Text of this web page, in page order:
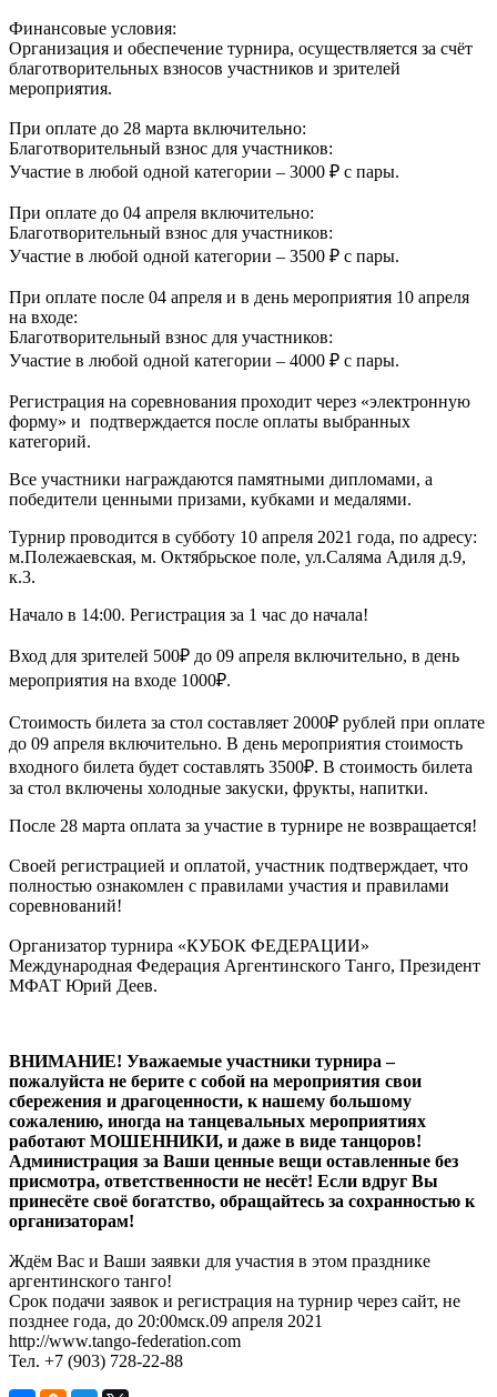
Финансовые условия:
Организация и обеспечение турнира, осуществляется за счёт
благотворительных взносов участников и зрителей
мероприятия.
При оплате до 28 марта включительно:
Благотворительный взнос для участников:
Участие в любой одной категории – 3000 ₽ с пары.
При оплате до 04 апреля включительно:
Благотворительный взнос для участников:
Участие в любой одной категории – 3500 ₽ с пары.
При оплате после 04 апреля и в день мероприятия 10 апреля
на входе:
Благотворительный взнос для участников:
Участие в любой одной категории – 4000 ₽ с пары.
Регистрация на соревнования проходит через «электронную
форму» и подтверждается после оплаты выбранных
категорий.
Все участники награждаются памятными дипломами, а
победители ценными призами, кубками и медалями.
Турнир проводится в субботу 10 апреля 2021 года, по адресу:
м.Полежаевская, м. Октябрьское поле, ул.Саляма Адиля д.9,
к.3.
Начало в 14:00. Регистрация за 1 час до начала!
Вход для зрителей 500₽ до 09 апреля включительно, в день
мероприятия на входе 1000₽.
Стоимость билета за стол составляет 2000₽ рублей при оплате
до 09 апреля включительно. В день мероприятия стоимость
входного билета будет составлять 3500₽. В стоимость билета
за стол включены холодные закуски, фрукты, напитки.
После 28 марта оплата за участие в турнире не возвращается!
Своей регистрацией и оплатой, участник подтверждает, что
полностью ознакомлен с правилами участия и правилами
соревнований!
Организатор турнира «КУБОК ФЕДЕРАЦИИ»
Международная Федерация Аргентинского Танго, Президент
МФАТ Юрий Деев.
ВНИМАНИЕ! Уважаемые участники турнира –
пожалуйста не берите с собой на мероприятия свои
сбережения и драгоценности, к нашему большому
сожалению, иногда на танцевальных мероприятиях
работают МОШЕННИКИ, и даже в виде танцоров!
Администрация за Ваши ценные вещи оставленные без
присмотра, ответственности не несёт! Если вдруг Вы
принесёте своё богатство, обращайтесь за сохранностью к
организаторам!
Ждём Вас и Ваши заявки для участия в этом празднике
аргентинского танго!
Срок подачи заявок и регистрация на турнир через сайт, не
позднее года, до 20:00мск.09 апреля 2021
http://www.tango-federation.com
Тел. +7 (903) 728-22-88